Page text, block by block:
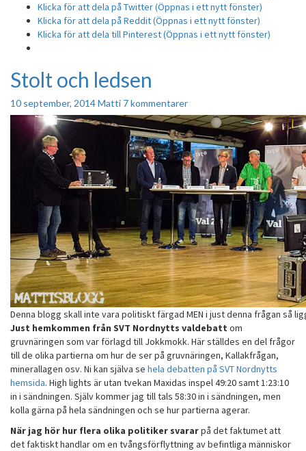
Klicka för att dela på Twitter (Öppnas i ett nytt fönster)
Klicka för att dela på Reddit (Öppnas i ett nytt fönster)
Klicka för att dela till Pinterest (Öppnas i ett nytt fönster)
Stolt
och
ledsen
Stolt och ledsen
10 september, 2014Matti Kommentarer
7 kommentarer
Denna blogg skall inte vara politiskt färgad MEN i just denna frågan så
Just hemkommen från SVT Nordnytts valdebatt om
gruvnäringen som var förlagd till Jokkmokk. Här ställdes en del frågor
till de olika partierna om hur de ser på gruvnäringen, Kallakfrågan,
minerallagen osv. Ni kan själva se hela debatten på SVT Nordnytts
hemsida. High lights är utan tvekan Maxidas inspel 49:20 samt 1:23:10
in i sändningen. Själv kommer jag till tals 58:30 in i sändningen, men
kolla gärna på hela sändningen och se hur partierna agerar.
När jag hör hur flera olika politiker svararpå det faktumet att
det faktiskt handlar om en tvångsförflyttning av befintliga människor